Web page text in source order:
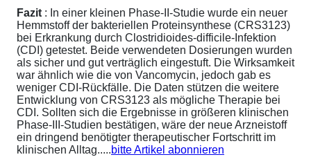
Fazit : In einer kleinen Phase-II-Studie wurde ein neuer
Hemmstoff der bakteriellen Proteinsynthese (CRS3123)
bei Erkrankung durch Clostridioides-difficile-Infektion
(CDI) getestet. Beide verwendeten Dosierungen wurden
als sicher und gut verträglich eingestuft. Die Wirksamkeit
war ähnlich wie die von Vancomycin, jedoch gab es
weniger CDI-Rückfälle. Die Daten stützen die weitere
Entwicklung von CRS3123 als mögliche Therapie bei
CDI. Sollten sich die Ergebnisse in größeren klinischen
Phase-III-Studien bestätigen, wäre der neue Arzneistoff
ein dringend benötigter therapeutischer Fortschritt im
klinischen Alltag.....bitte Artikel abonnieren